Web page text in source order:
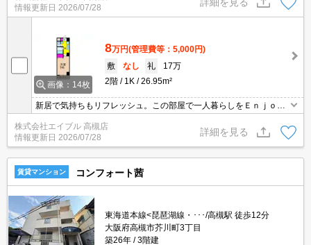
情報更新日 2026/07/28
画像：14枚
8万円(管理費等：5,000円)
敷
なし 礼
17万
2階
1K 26.95m²
新居で気持ちもリフレッシュ。この部屋で一人暮らしをＥｎｊｏ
ｙ。保証会社加入要(月額総支払額の50%、10,000円/年)。
株式会社エイブル 高槻店
情報更新日 2026/07/28
詳細を見る
賃貸マンション コンフォート茜
東海道本線<琵琶湖線・･･･/高槻駅 徒歩12分
大阪府高槻市芥川町3丁目
築26年
3階建